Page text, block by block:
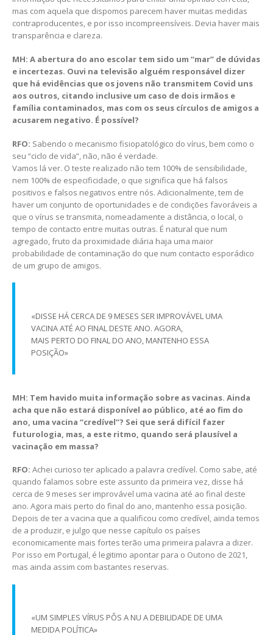
mas com aquela que dispomos parecem haver muitas medidas
contraproducentes, e por isso incompreensíveis. Devia haver mais
transparência e clareza.
MH: A abertura do ano escolar tem sido um “mar” de dúvidas
e incertezas. Ouvi na televisão alguém responsável dizer
que há evidências que os jovens não transmitem Covid uns
aos outros, citando inclusive um caso de dois irmãos e
família contaminados, mas com os seus círculos de amigos a
acusarem negativo. É possível?
RFO: Sabendo o mecanismo fisiopatológico do vírus, bem como o
seu “ciclo de vida”, não, não é verdade.
Vamos lá ver. O teste realizado não tem 100% de sensibilidade,
nem 100% de especificidade, o que significa que há falsos
positivos e falsos negativos entre nós. Adicionalmente, tem de
haver um conjunto de oportunidades e de condições favoráveis a
que o vírus se transmita, nomeadamente a distância, o local, o
tempo de contacto entre muitas outras. É natural que num
agregado, fruto da proximidade diária haja uma maior
probabilidade de contaminação do que num contacto esporádico
de um grupo de amigos.
«DISSE HÁ CERCA DE 9 MESES SER IMPROVÁVEL UMA
VACINA ATÉ AO FINAL DESTE ANO. AGORA,
MAIS PERTO DO FINAL DO ANO, MANTENHO ESSA
POSIÇÃO»
MH: Tem havido muita informação sobre as vacinas. Ainda
acha que não estará disponível ao público, até ao fim do
ano, uma vacina “credível”? Sei que será difícil fazer
futurologia, mas, a este ritmo, quando será plausível a
vacinação em massa?
RFO: Achei curioso ter aplicado a palavra credível. Como sabe, até
quando falamos sobre este assunto da primeira vez, disse há
cerca de 9 meses ser improvável uma vacina até ao final deste
ano. Agora mais perto do final do ano, mantenho essa posição.
Depois de ter a vacina que a qualificou como credível, ainda temos
de a produzir, e julgo que nesse capítulo os países
economicamente mais fortes terão uma primeira palavra a dizer.
Por isso em Portugal, é legitimo apontar para o Outono de 2021,
mas ainda assim com bastantes reservas.
«UM SIMPLES VÍRUS PÔS A NU A DEBILIDADE DE UMA
MEDIDA POLÍTICA»